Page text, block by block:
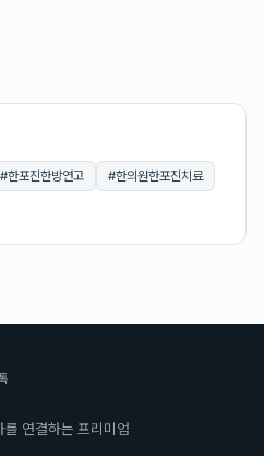
#한포진한방연고 #한의원한포진치료
연결하는 프리미엄